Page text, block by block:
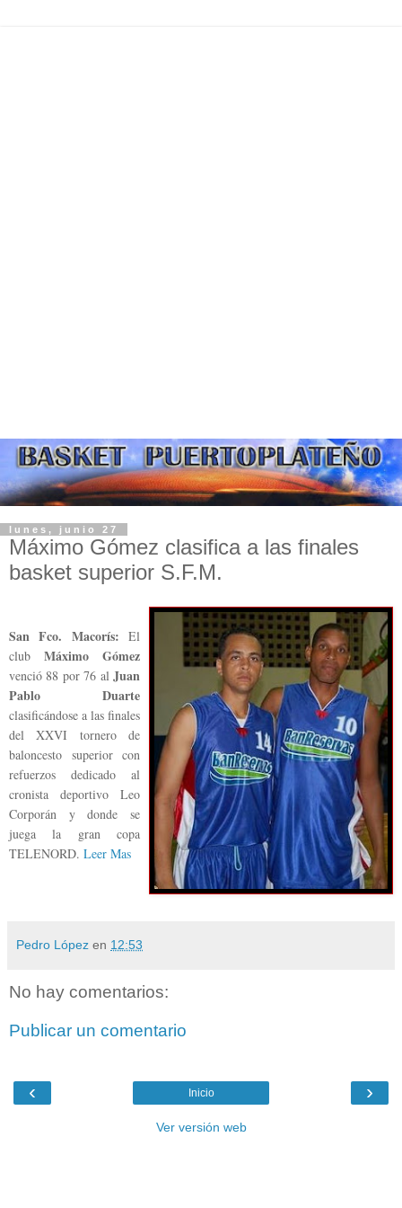
lunes, junio 27
Máximo Gómez clasifica a las finales
San Fco. Macorís: El
club Máximo Gómez
venció 88 por 76 alJuan
Pablo Duarte
clasificándose a las finales
del XXVI tornero de
baloncesto superior con
refuerzos dedicado al
cronista deportivo Leo
Corporán y donde se
juega la gran copa
TELENORD. Leer Mas
Pedro López en 12:53
No hay comentarios:
Publicar un comentario
‹ ›
Inicio
Ver versión web